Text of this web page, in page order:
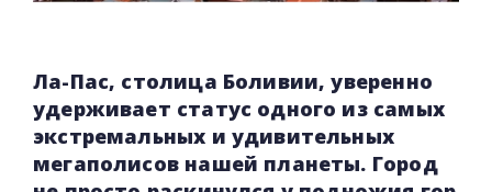
Ла-Пас, столица Боливии, уверенно
удерживает статус одного из самых
экстремальных и удивительных
мегаполисов нашей планеты. Город